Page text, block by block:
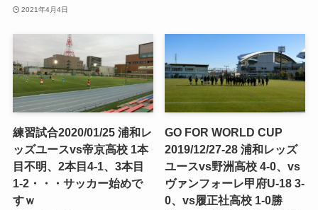
2021年4月4日
練習試合2020/01/25 浦和レ
ッズユースvs帝京高校 1本
目不明、2本目4-1、3本目
1-2・・・サッカー始めで
すｗ
GO FOR WORLD CUP
2019/12/27-28 浦和レッズ
ユースvs野洲高校 4-0、vs
ヴァンフォーレ甲府U-18 3-
0、vs履正社高校 1-0勝